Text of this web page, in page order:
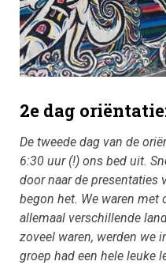
2e dag
De tweede dag van de
6:30 uur (!) ons bed uit.
door naar de presentaties
begon het. We waren met
allemaal verschillende
zoveel waren, werden we
groep had een hele leuke